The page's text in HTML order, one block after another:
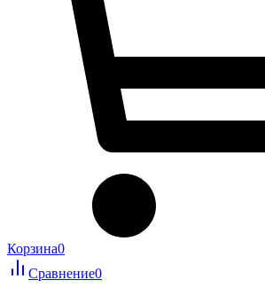
Корзина0
Сравнение0